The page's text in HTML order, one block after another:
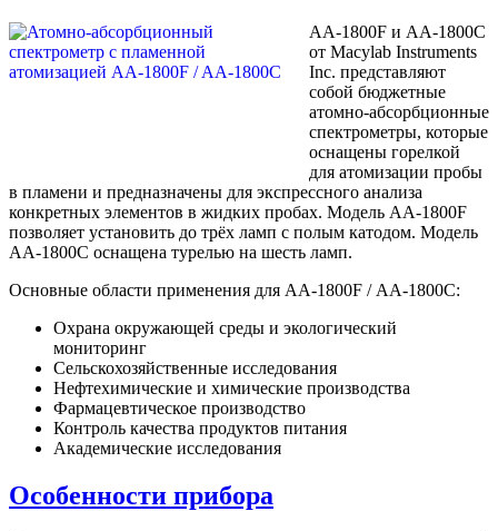
AA-1800F и AA-1800C
от Macylab Instruments
Inc. представляют
собой бюджетные
атомно-абсорбционные
спектрометры, которые
оснащены горелкой
для атомизации пробы
в пламени и предназначены для экспрессного анализа
конкретных элементов в жидких пробах. Модель AA-1800F
позволяет установить до трёх ламп с полым катодом. Модель
AA-1800C оснащена турелью на шесть ламп.
Основные области применения для AA-1800F / AA-1800C:
Охрана окружающей среды и экологический
мониторинг
Сельскохозяйственные исследования
Нефтехимические и химические производства
Фармацевтическое производство
Контроль качества продуктов питания
Академические исследования
Особенности прибора